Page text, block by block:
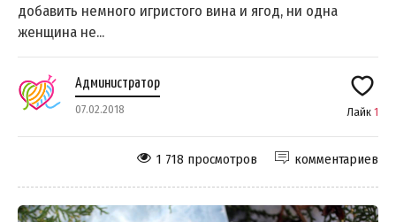
добавить немного игристого вина и ягод, ни одна
женщина не...
Администратор
07.02.2018 Лайк 1
комментариев
1 718 просмотров